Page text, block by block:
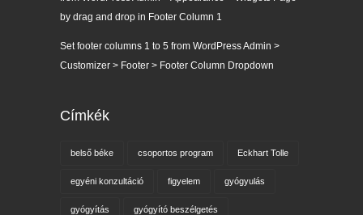
by drag and drop in Footer Column 1
Set footer columns 1 to 5 from WordPress Admin >
Customizer > Footer > Footer Column Dropdown
Címkék
belső béke csoportos program Eckhart Tolle
egyéni konzultáció figyelem gyógyulás
gyógyítás gyógyító beszélgetés